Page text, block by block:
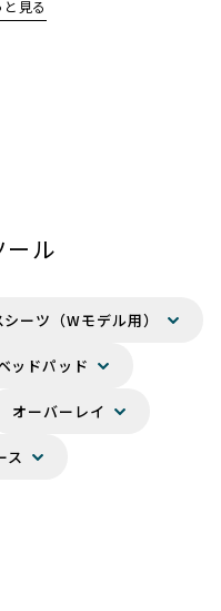
見る
ール
ーツ（Wモデル用）
ッドパッド
オーバーレイ
ス